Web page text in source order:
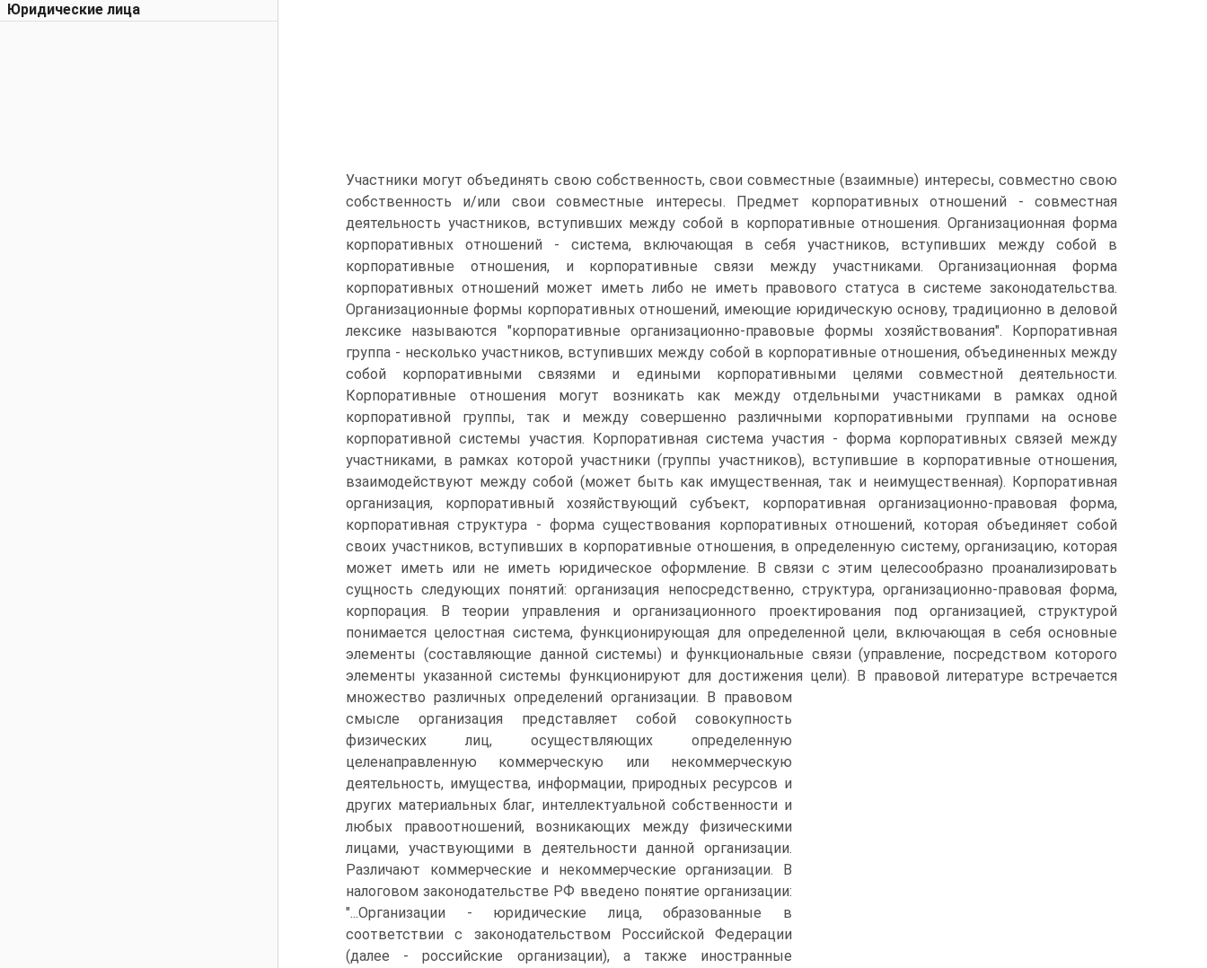
Юридические лица
Участники могут объединять свою собственность, свои совместные (взаимные) интересы, совместно свою
собственность и/или свои совместные интересы. Предмет корпоративных отношений - совместная
деятельность участников, вступивших между собой в корпоративные отношения. Организационная форма
корпоративных отношений - система, включающая в себя участников, вступивших между собой в
корпоративные отношения, и корпоративные связи между участниками. Организационная форма
корпоративных отношений может иметь либо не иметь правового статуса в системе законодательства.
Организационные формы корпоративных отношений, имеющие юридическую основу, традиционно в деловой
лексике называются "корпоративные организационно-правовые формы хозяйствования". Корпоративная
группа - несколько участников, вступивших между собой в корпоративные отношения, объединенных между
собой корпоративными связями и едиными корпоративными целями совместной деятельности.
Корпоративные отношения могут возникать как между отдельными участниками в рамках одной
корпоративной группы, так и между совершенно различными корпоративными группами на основе
корпоративной системы участия. Корпоративная система участия - форма корпоративных связей между
участниками, в рамках которой участники (группы участников), вступившие в корпоративные отношения,
взаимодействуют между собой (может быть как имущественная, так и неимущественная). Корпоративная
организация, корпоративный хозяйствующий субъект, корпоративная организационно-правовая форма,
корпоративная структура - форма существования корпоративных отношений, которая объединяет собой
своих участников, вступивших в корпоративные отношения, в определенную систему, организацию, которая
может иметь или не иметь юридическое оформление. В связи с этим целесообразно проанализировать
сущность следующих понятий: организация непосредственно, структура, организационно-правовая форма,
корпорация. В теории управления и организационного проектирования под организацией, структурой
понимается целостная система, функционирующая для определенной цели, включающая в себя основные
элементы (составляющие данной системы) и функциональные связи (управление, посредством которого
элементы указанной системы функционируют для достижения цели). В правовой литературе встречается
множество различных определений организации. В правовом
смысле организация представляет собой совокупность
физических лиц, осуществляющих определенную
целенаправленную коммерческую или некоммерческую
деятельность, имущества, информации, природных ресурсов и
других материальных благ, интеллектуальной собственности и
любых правоотношений, возникающих между физическими
лицами, участвующими в деятельности данной организации.
Различают коммерческие и некоммерческие организации. В
налоговом законодательстве РФ введено понятие организации:
"...Организации - юридические лица, образованные в
соответствии с законодательством Российской Федерации
(далее - российские организации), а также иностранные